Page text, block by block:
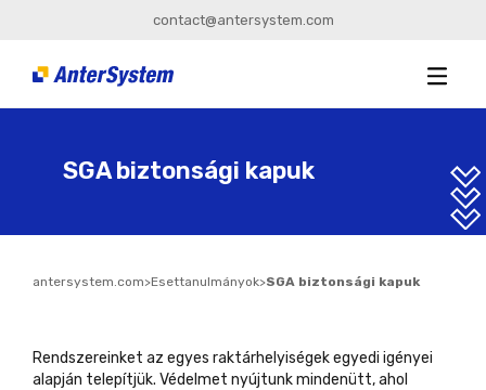
contact@antersystem.com
SGA biztonsági kapuk
antersystem.com>Esettanulmányok>SGA biztonsági kapuk
Rendszereinket az egyes raktárhelyiségek egyedi igényei
alapján telepítjük. Védelmet nyújtunk mindenütt, ahol